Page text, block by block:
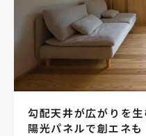
勾配天井が広がりを
陽光パネルで創エネも